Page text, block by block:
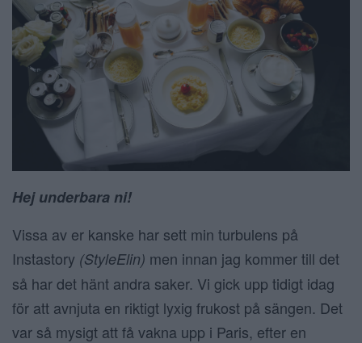
Hej underbara ni!
Vissa av er kanske har sett min turbulens på
Instastory (StyleElin) men innan jag kommer till det
så har det hänt andra saker. Vi gick upp tidigt idag
för att avnjuta en riktigt lyxig frukost på sängen. Det
var så mysigt att få vakna upp i Paris, efter en